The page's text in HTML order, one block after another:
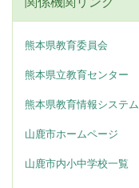
熊本県教育委員会
熊本県立教育センター
熊本県教育情報システム
山鹿市ホームページ
山鹿市内小中学校一覧